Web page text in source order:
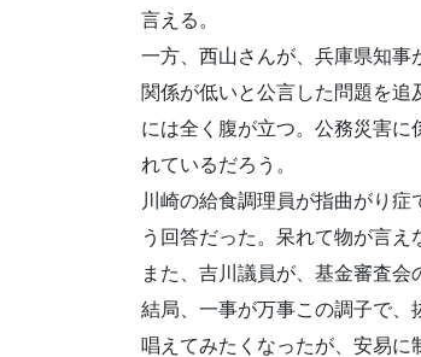
言える。
一方、西山さんが、兵庫県知事
関係が低いと公言した問題を
には全く腹が立つ。公務災害
れているだろう。
川崎の給食調理員が指曲がり
う回答だった。呆れて物が言え
また、吉川議員が、基金審査会
結局、一事が万事この調子で、
唱えてみたくなったが、安易に